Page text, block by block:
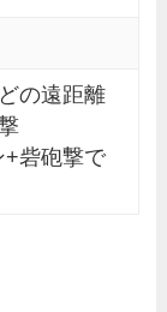
の遠距離
+砦砲撃で